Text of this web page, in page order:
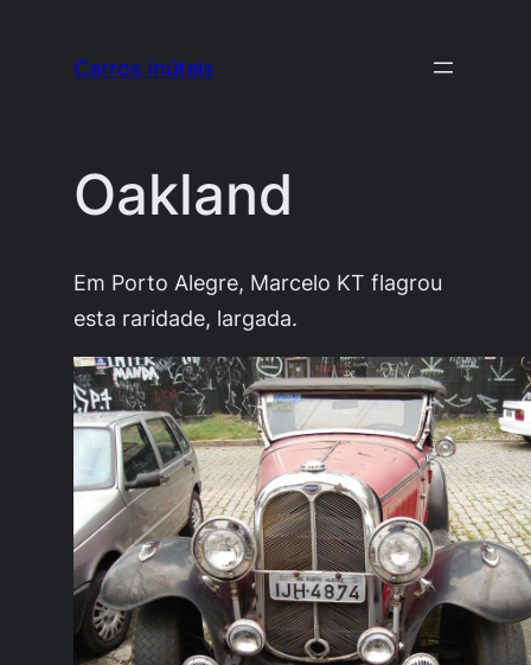
Carros Inúteis
Oakland
Em Porto Alegre, Marcelo KT flagrou
esta raridade, largada.